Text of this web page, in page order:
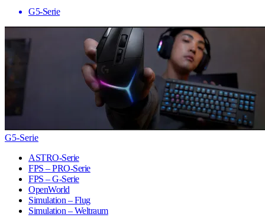
G5-Serie
G5-Serie
ASTRO-Serie
FPS – PRO-Serie
FPS – G-Serie
OpenWorld
Simulation – Flug
Simulation – Weltraum